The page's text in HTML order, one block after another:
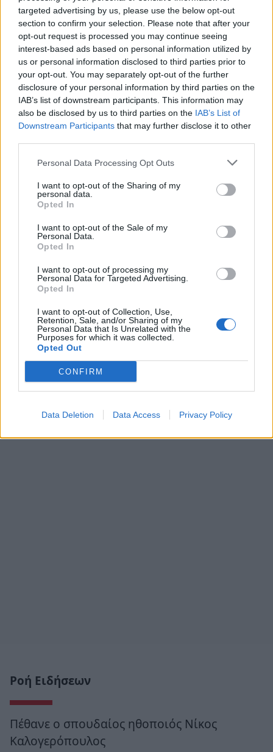
targeted advertising by us, please use the below opt-out
section to confirm your selection. Please note that after your
opt-out request is processed you may continue seeing
interest-based ads based on personal information utilized by
us or personal information disclosed to third parties prior to
your opt-out. You may separately opt-out of the further
disclosure of your personal information by third parties on the
IAB’s list of downstream participants. This information may
also be disclosed by us to third parties on the IAB’s List of
Downstream Participants that may further disclose it to other
Personal Data Processing Opt Outs
I want to opt-out of the Sharing of my
personal data.
Opted In
I want to opt-out of the Sale of my
Personal Data.
Opted In
I want to opt-out of processing my
Personal Data for Targeted Advertising.
Opted In
I want to opt-out of Collection, Use,
Retention, Sale, and/or Sharing of my
Personal Data that Is Unrelated with the
Purposes for which it was collected.
Opted Out
CONFIRM
Data Deletion Data Access Privacy Policy
3. Τρίτη 19 Απριλίου 2016: Στις 20.10 θα
ξεκινήσει η απονομή πλακετών στους
Οργανωτές, συνδιοργανωτές και συμμετέχοντες
στο τουρνουά.
«Είκοσι χρόνια καθημερινού αγώνα -
αντιμέτωποι με σοβαρά προβλήματα υγείας,
κακοποίησης, διαβίωσης - χιλιάδων παιδιών
που περιμένουν από όλους εμάς μια ουσιαστική
ανταπόκριση... Ας είμαστε όλοι εκεί! «Αν
η πρόσκληση των διοργανωτών.
Ροή Ειδήσεων
Πέθανε ο σπουδαίος ηθοποιός Νίκος
Καλογερόπουλος